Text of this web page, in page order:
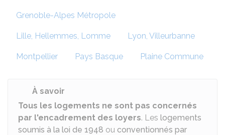
Grenoble-Alpes Métropole
Lille, Hellemmes, Lomme Lyon, Villeurbanne
Montpellier Pays Basque Plaine Commune
À savoir
Tous les logements ne sont pas concernés
par l'encadrement des loyers. Les logements
soumis à la loi de 1948 ou conventionnés par